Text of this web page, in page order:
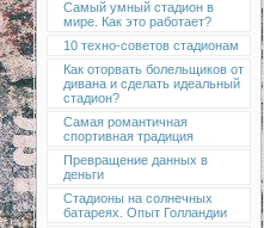
Самый умный стадион в
мире. Как это работает?
10 техно-советов стадионам
Как оторвать болельщиков от
дивана и сделать идеальный
стадион?
Самая романтичная
спортивная традиция
Превращение данных в
деньги
Стадионы на солнечных
батареях. Опыт Голландии